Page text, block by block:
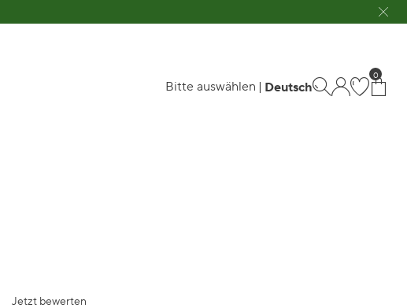
Bitte auswählen Deutsch
Jetzt bewerten